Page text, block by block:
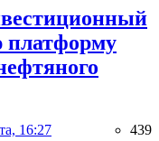
платформу
16:27 439